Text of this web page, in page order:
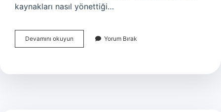
kaynakları nasıl yönettiği…
Devamını okuyun
bar
?
Yorum Bırak